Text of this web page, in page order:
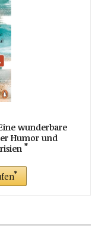
wunderbare
Humor und